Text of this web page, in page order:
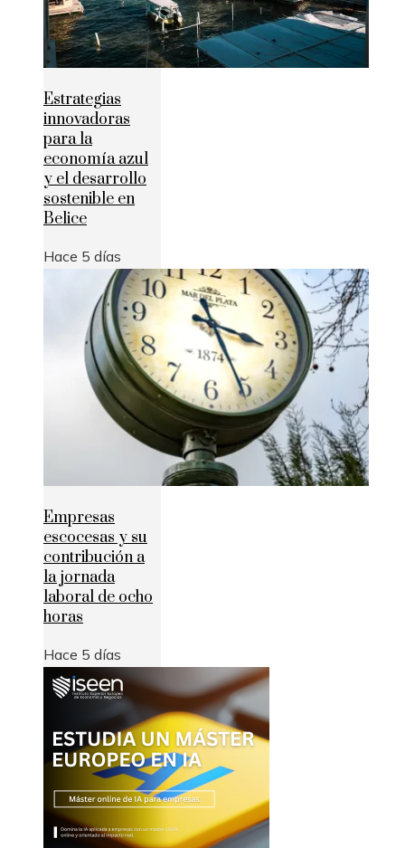
Estrategias
innovadoras
para la
economía azul
y el desarrollo
sostenible en
Belice
Hace 5 días
Empresas
escocesas y su
contribución a
la jornada
laboral de ocho
horas
Hace 5 días